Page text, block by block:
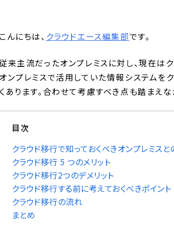
こんにちは、 クラウドエース編集部です。
来主流だったオンプレミスに対し、現在は
オンプレミスで活用していた情報システムを
くあります。合わせて考慮すべき点も踏まえ
目次
クラウド移行で知っておくべきオンプレミスと
クラウド移行 5 つのメリット
クラウド移行2つのデメリット
クラウド移行する前に考えておくべきポイント
クラウド移行の流れ
まとめ